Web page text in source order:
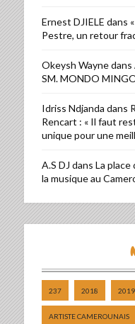
Ernest DJIELE dans
Pestre, un retour
Okeysh Waynedans
SM. MONDO
Idriss Ndjanda dans
Rencart : « Il faut
unique pour une
A.S DJ dans La place
la musique au
237 2018 2019
ARTISTE CAMEROUNAIS